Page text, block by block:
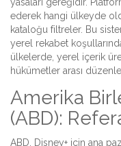
ederek hangi ülkeyde
kataloğu filtreler. Bu
yerel rekabet
ülkelerde, yerel içerik
hükümetler arası
Amerika
(ABD):
ABD, Disney+ için ana